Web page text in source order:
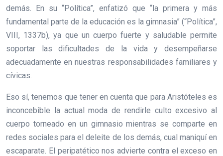
demás. En su “Política”, enfatizó que “la primera y más
fundamental parte de la educación es la gimnasia” (“Política”,
VIII, 1337b), ya que un cuerpo fuerte y saludable permite
soportar las dificultades de la vida y desempeñarse
adecuadamente en nuestras responsabilidades familiares y
cívicas.
Eso sí, tenemos que tener en cuenta que para Aristóteles es
inconcebible la actual moda de rendirle culto excesivo al
cuerpo torneado en un gimnasio mientras se comparte en
redes sociales para el deleite de los demás, cual maniquí en
escaparate. El peripatético nos advierte contra el exceso en